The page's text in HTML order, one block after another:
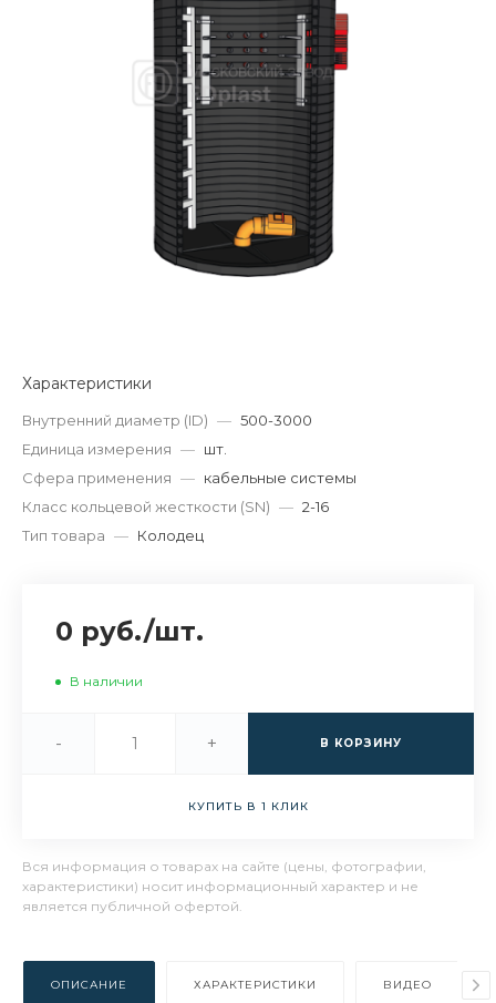
Характеристики
Внутренний диаметр (ID) — 500-3000
Единица измерения — шт.
Сфера применения — кабельные системы
Класс кольцевой жесткости (SN) — 2-16
Тип товара — Колодец
0 руб./шт.
В наличии
- + В КОРЗИНУ
КУПИТЬ В 1 КЛИК
Вся информация о товарах на сайте (цены, фотографии,
характеристики) носит информационный характер и не
является публичной офертой.
ОПИСАНИЕ ХАРАКТЕРИСТИКИ ВИДЕО